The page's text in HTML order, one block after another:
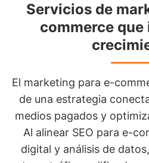
Servicios de
commerce que
El marketing para e-
de una estrategia
medios pagados y
Al alinear SEO para e-
digital y análisis de